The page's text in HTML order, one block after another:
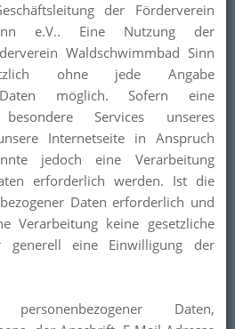
der Förderverein
e.V.. Eine Nutzung der
Waldschwimmbad Sinn
ohne jede Angabe
Daten möglich. Sofern eine
Services unseres
Internetseite in Anspruch
jedoch eine Verarbeitung
erforderlich werden. Ist die
Daten erforderlich und
Verarbeitung keine gesetzliche
generell eine Einwilligung der
Daten,